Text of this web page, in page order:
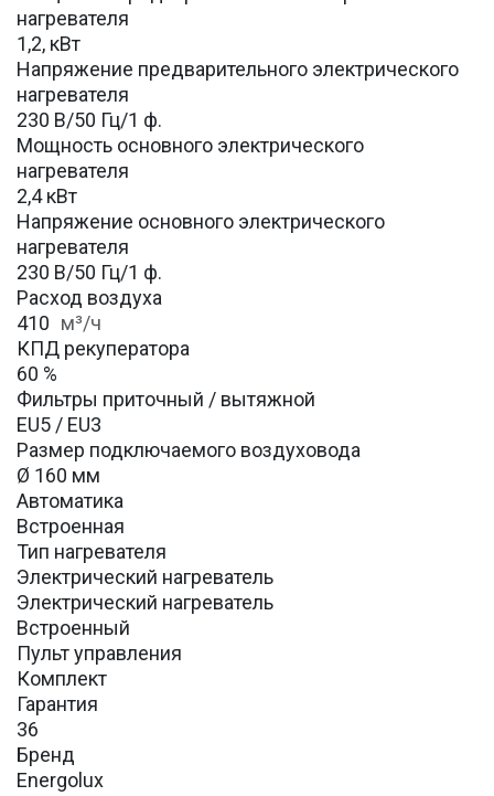
нагревателя
1,2, кВт
Напряжение предварительного электрического
нагревателя
230 В/50 Гц/1 ф.
Мощность основного электрического
нагревателя
2,4 кВт
Напряжение основного электрического
нагревателя
230 В/50 Гц/1 ф.
Расход воздуха
410 м³/ч
КПД рекуператора
60 %
Фильтры приточный / вытяжной
EU5 / EU3
Размер подключаемого воздуховода
Ø 160 мм
Автоматика
Встроенная
Тип нагревателя
Электрический нагреватель
Электрический нагреватель
Встроенный
Пульт управления
Комплект
Гарантия
36
Бренд
Energolux